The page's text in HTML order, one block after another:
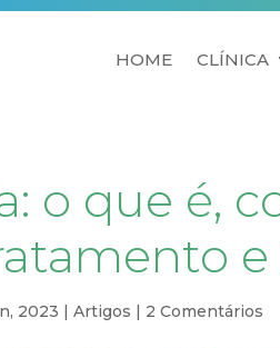
HOME CLÍNICA
o que é,
2023 |Artigos | 2 Comentários